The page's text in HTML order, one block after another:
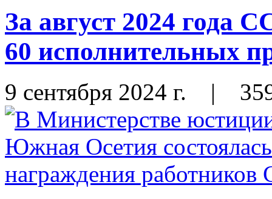
За август 2024 года
60 исполнительных
9 сентября 2024 г. |